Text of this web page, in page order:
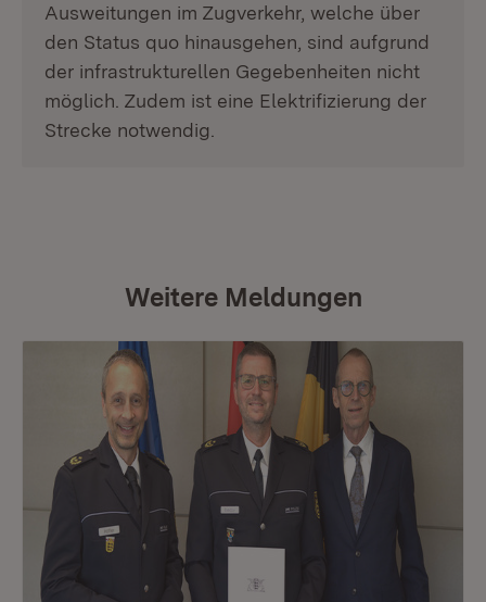
Ausweitungen im Zugverkehr, welche über
den Status quo hinausgehen, sind aufgrund
der infrastrukturellen Gegebenheiten nicht
möglich. Zudem ist eine Elektrifizierung der
Strecke notwendig.
Weitere Meldungen